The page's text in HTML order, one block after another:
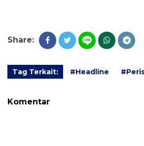
Share:
Tag Terkait: #Headline
Komentar